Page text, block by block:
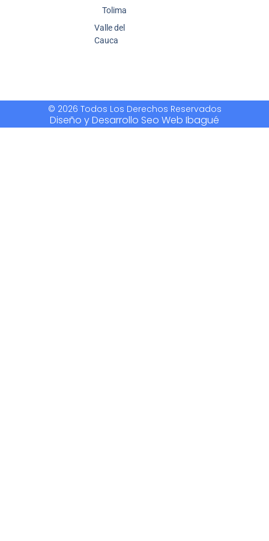
Tolima
Valle del
Cauca
© 2026 Todos Los Derechos Reservados
Diseño y Desarrollo Seo Web Ibagué